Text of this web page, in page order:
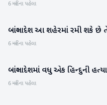
6 મહિના પહેલા
રમતગમત
બાંગ્લાદેશ આ શહેરમાં રમી શકે છે
6 મહિના પહેલા
આંતરરાષ્ટ્રીય
બાંગ્લાદેશમાં વધુ એક હિન્દુની હત્યા
6 મહિના પહેલા